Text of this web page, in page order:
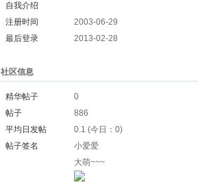
自我介绍
注册时间
2003-06-29
最后登录
2013-02-28
社区信息
精华帖子
0
帖子
886
平均日发帖
0.1 (今日：0)
帖子签名
小爱爱
大萌~~~